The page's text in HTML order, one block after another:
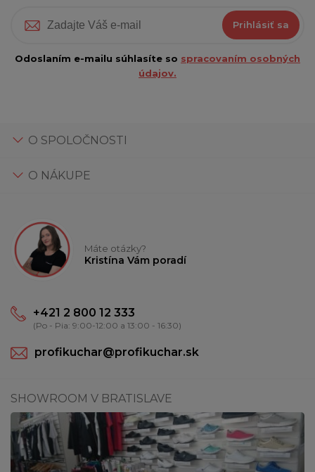
Prihlásiť sa
Odoslaním e-mailu súhlasíte so spracovaním osobných
údajov.
O SPOLOČNOSTI
O NÁKUPE
Máte otázky?
Kristína Vám poradí
+421 2 800 12 333
(Po - Pia: 9:00-12:00 a 13:00 - 16:30)
profikuchar@profikuchar.sk
SHOWROOM V BRATISLAVE